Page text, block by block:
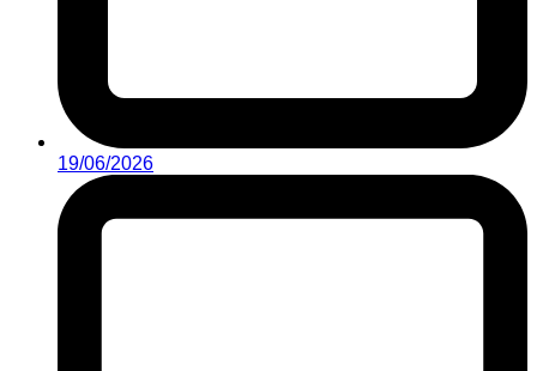
19/06/2026